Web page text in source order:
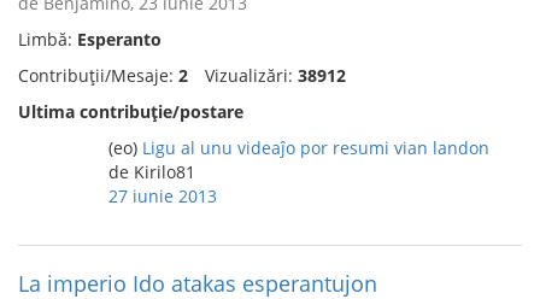
Limbă: Esperanto
Contribuții/Mesaje: 2 Vizualizări: 38912
Ultima contribuție/postare
(eo) Ligu al unu videaĵo por resumi vian landon
de Kirilo81
27 iunie 2013
La imperio Ido atakas esperantujon